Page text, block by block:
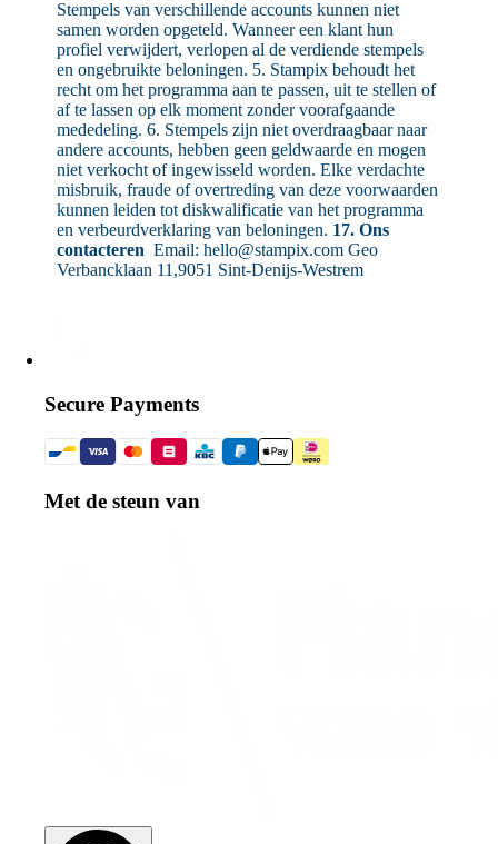
Stempels van verschillende accounts kunnen niet
samen worden opgeteld. Wanneer een klant hun
profiel verwijdert, verlopen al de verdiende stempels
en ongebruikte beloningen. 5. Stampix behoudt het
recht om het programma aan te passen, uit te stellen of
af te lassen op elk moment zonder voorafgaande
mededeling. 6. Stempels zijn niet overdraagbaar naar
andere accounts, hebben geen geldwaarde en mogen
niet verkocht of ingewisseld worden. Elke verdachte
misbruik, fraude of overtreding van deze voorwaarden
kunnen leiden tot diskwalificatie van het programma
en verbeurdverklaring van beloningen. 17. Ons
contacteren Email: hello@stampix.com Geo
Verbancklaan 11,9051 Sint-Denijs-Westrem
Secure Payments
Met de steun van